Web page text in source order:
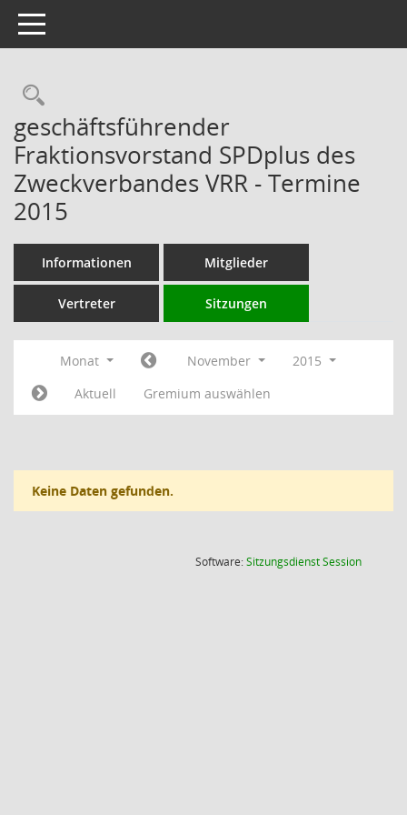
Toggle navigation
Rechercheauswahl
geschäftsführender
Fraktionsvorstand SPDplus des
Zweckverbandes VRR - Termine
2015
Informationen Mitglieder
Vertreter Sitzungen
Monat November
2015
Aktuell
Gremium auswählen
Keine Daten gefunden.
Software:SitzungsdienstSession(Wird in